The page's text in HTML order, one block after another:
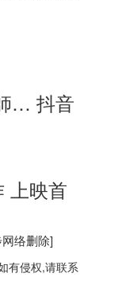
… 抖音
上映首
网络删除]
有侵权,请联系